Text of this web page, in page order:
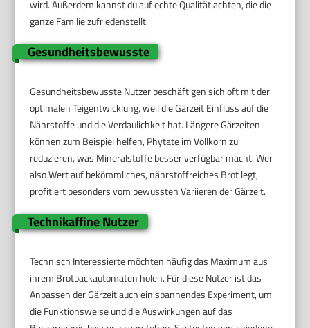
wird. Außerdem kannst du auf echte Qualität achten, die die
ganze Familie zufriedenstellt.
Gesundheitsbewusste
Gesundheitsbewusste Nutzer beschäftigen sich oft mit der
optimalen Teigentwicklung, weil die Gärzeit Einfluss auf die
Nährstoffe und die Verdaulichkeit hat. Längere Gärzeiten
können zum Beispiel helfen, Phytate im Vollkorn zu
reduzieren, was Mineralstoffe besser verfügbar macht. Wer
also Wert auf bekömmliches, nährstoffreiches Brot legt,
profitiert besonders vom bewussten Variieren der Gärzeit.
Technikaffine Nutzer
Technisch Interessierte möchten häufig das Maximum aus
ihrem Brotbackautomaten holen. Für diese Nutzer ist das
Anpassen der Gärzeit auch ein spannendes Experiment, um
die Funktionsweise und die Auswirkungen auf das